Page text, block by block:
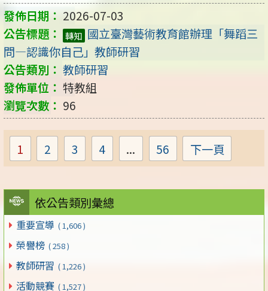
依公告類別彙總
重要宣導 ( 1,606 )
榮譽榜 ( 258 )
教師研習 ( 1,226 )
活動競賽 ( 1,527 )
2026-07-03
轉知 國立臺灣藝術教育館辦理「舞蹈三
問―認識你自己」教師研習
教師研習
特教組
96
Page
1 Page
2 Page
3 Page
4 ... Page
56 下一頁